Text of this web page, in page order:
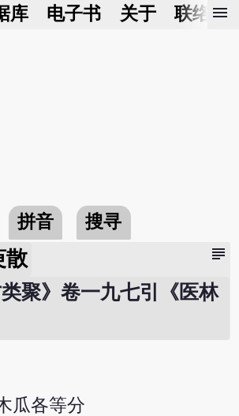
库 电子书 关于 联络我
menu
拼音 搜寻
subject
散
类聚》卷一九七引《医林
瓜各等分